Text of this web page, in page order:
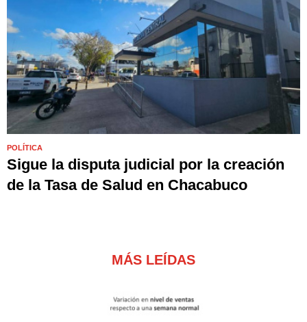
POLÍTICA
Sigue la disputa judicial por la creación
de la Tasa de Salud en Chacabuco
MÁS LEÍDAS